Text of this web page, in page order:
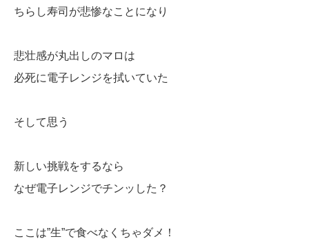
ちらし寿司が悲惨なことになり
悲壮感が丸出しのマロは
必死に電子レンジを拭いていた
そして思う
新しい挑戦をするなら
なぜ電子レンジでチンッした？
ここは”生”で食べなくちゃダメ！